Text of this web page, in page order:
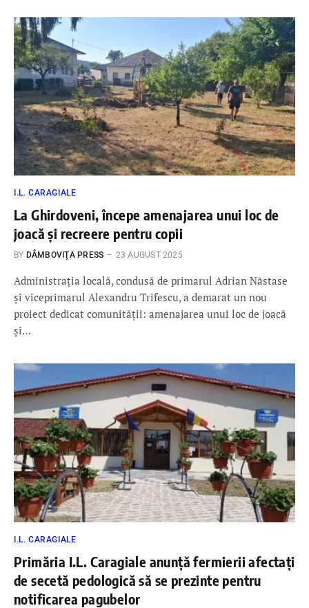
I.L. CARAGIALE
La Ghirdoveni, începe amenajarea unui loc de
joacă și recreere pentru copii
BY DÂMBOVIŢA PRESS 23 AUGUST 2025
Administrația locală, condusă de primarul Adrian Năstase
și viceprimarul Alexandru Trifescu, a demarat un nou
proiect dedicat comunității: amenajarea unui loc de joacă
și…
I.L. CARAGIALE
Primăria I.L. Caragiale anunță fermierii afectați
de secetă pedologică să se prezinte pentru
notificarea pagubelor